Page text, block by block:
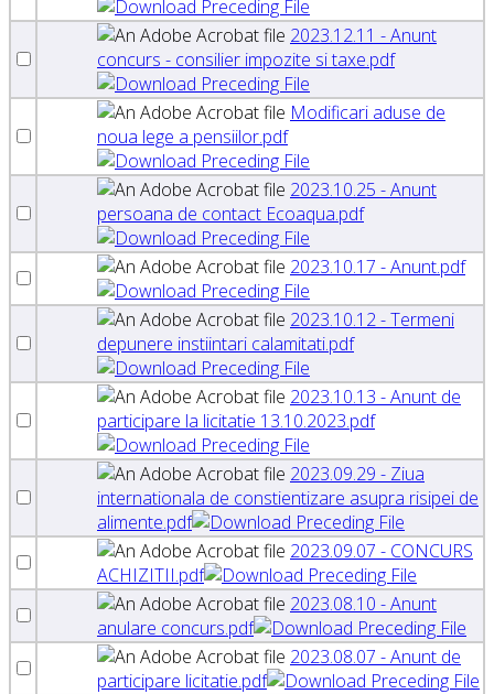
2023.12.11 - Anunt
concurs - consilier impozite si taxe.pdf
Modificari aduse de
noua lege a pensiilor.pdf
2023.10.25 - Anunt
persoana de contact Ecoaqua.pdf
2023.10.17 - Anunt.pdf
2023.10.12 - Termeni
depunere instiintari calamitati.pdf
2023.10.13 - Anunt de
participare la licitatie 13.10.2023.pdf
2023.09.29 - Ziua
internationala de constientizare asupra risipei de
alimente.pdf
2023.09.07 - CONCURS
ACHIZITII.pdf
2023.08.10 - Anunt
anulare concurs.pdf
2023.08.07 - Anunt de
participare licitatie.pdf